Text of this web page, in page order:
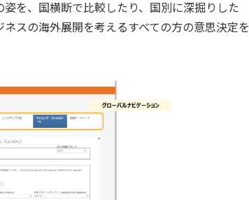
を、国横断で比較したり、国別に深掘りした
スの海外展開を考えるすべての方の意思決定を